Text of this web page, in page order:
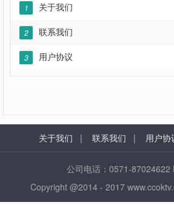
1 关于我们
2 联系我们
3 用户协议
关于我们 | 联系我们 | 用户协
公司电话：0571-87024622
Copyright @2014 - 2017